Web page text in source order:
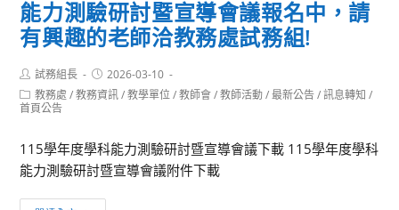
畫-
智
慧
農
聯
網
應
育
部
國
民
及
教
育
署
能力測驗研討暨宣導會議報名中，請
有興趣的老師洽教務處試務組!
Post
author:
試務組長
Post
published:
2026-03-10
Post
category:
教務處 / 教務資訊 / 教學單位 / 教師會 / 教師活動 / 最新公告 / 訊息轉知 /
首頁公告
115學年度學科能力測驗研討暨宣導會議下載 115學年度學科
能力測驗研討暨宣導會議附件下載